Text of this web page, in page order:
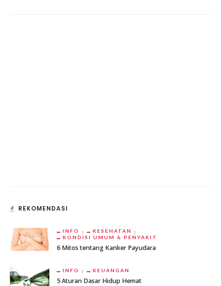
REKOMENDASI
INFO
KESEHATAN
KONDISI UMUM & PENYAKIT
6 Mitos tentang Kanker Payudara
INFO KEUANGAN
5 Aturan Dasar Hidup Hemat